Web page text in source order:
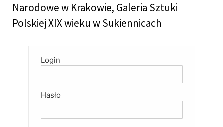
Narodowe w Krakowie, Galeria Sztuki
Polskiej XIX wieku w Sukiennicach
Login
Hasło